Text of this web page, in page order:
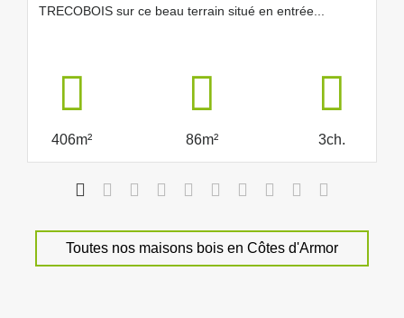
TRECOBOIS sur ce beau terrain situé en entrée...
406m² 86m² 3ch.
Toutes nos maisons bois en Côtes d'Armor